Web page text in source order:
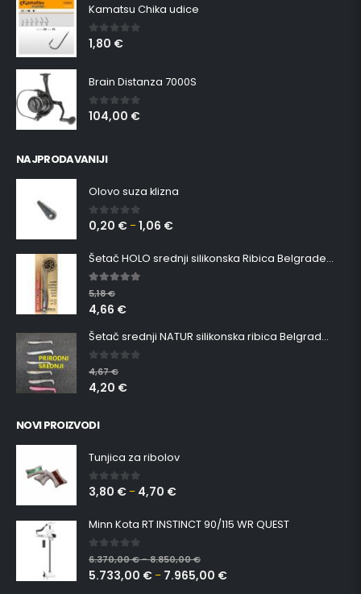
Kamatsu Chika udice
0 out of 5
1,80 €
Brain Distanza 7000S
0out of 5
104,00 €
NAJPRODAVANIJI
Olovo suza klizna
0 out of 5
0,20 € –1,06 €
Šetač HOLO srednji silikonska Ribica Belgrade Walker
5.00out of 5
5,18€
4,66 €
Šetač srednji NATUR silikonska ribica Belgrade Walker
0 out of 5
4,67€
4,20 €
NOVI PROIZVODI
Tunjica za ribolov
0 out of 5
3,80 € – 4,70 €
Minn Kota RT INSTINCT 90/115 WR QUEST
0 out of 5
6.370,00€–8.850,00€
5.733,00 € – 7.965,00 €